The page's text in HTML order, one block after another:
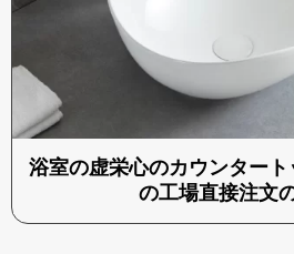
浴室の虚栄心のカウンター
の工場直接注文